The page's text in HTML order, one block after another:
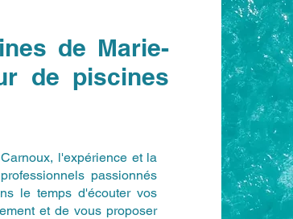
de Marie-
de piscines
l'expérience et la
passionnés
le temps d'écouter vos
et de vous proposer